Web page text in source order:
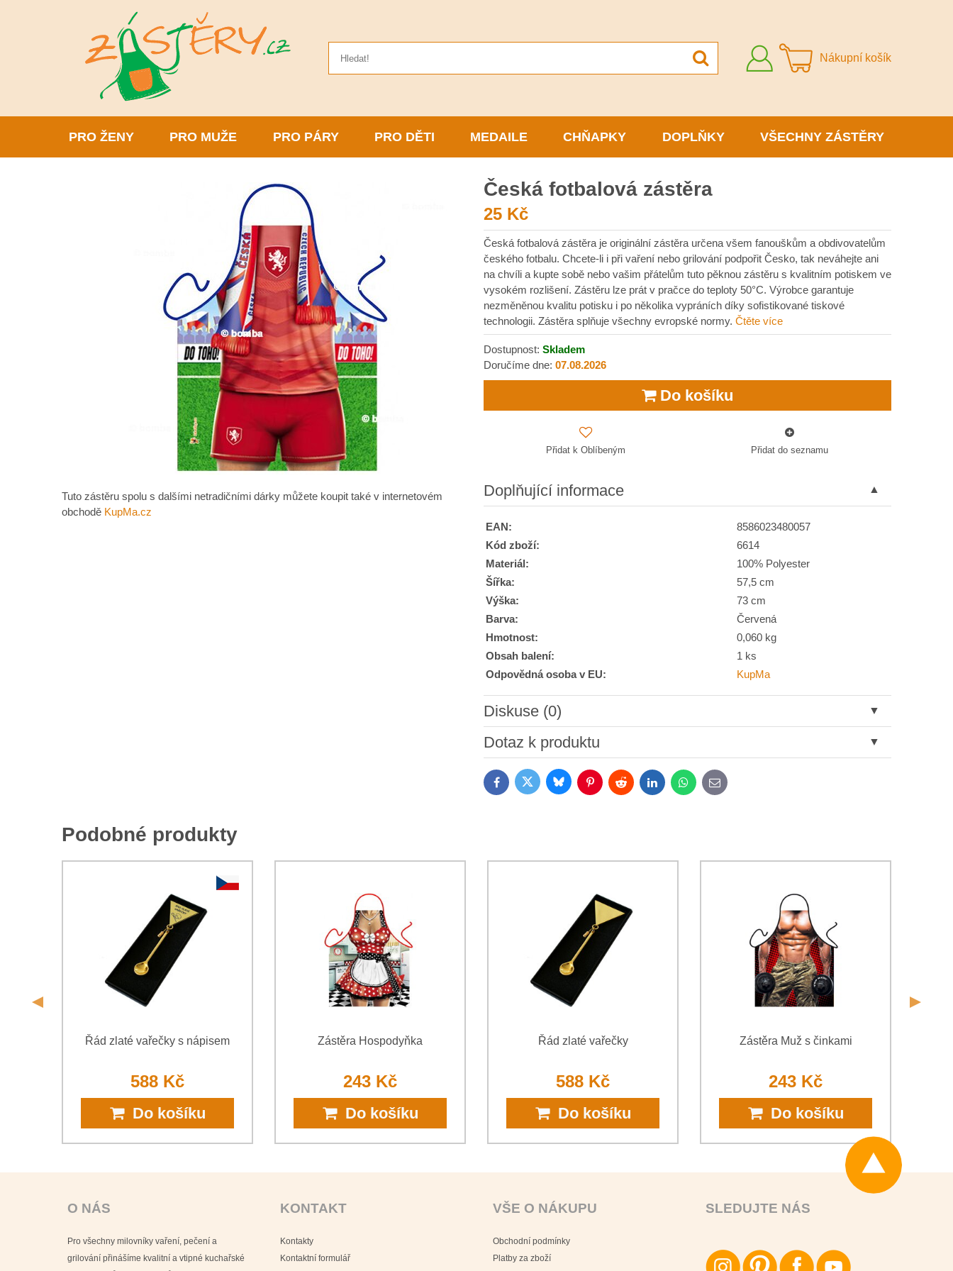
Přihlásit
se
Nákupní košík
PRO ŽENY PRO MUŽE PRO PÁRY PRO DĚTI MEDAILE CHŇAPKY DOPLŇKY VŠECHNY ZÁSTĚRY
Tuto zástěru spolu s dalšími netradičními dárky můžete koupit také v internetovém
obchodě KupMa.cz
Česká fotbalová zástěra
25 Kč
Česká fotbalová zástěra je originální zástěra určena všem fanouškům a obdivovatelům
českého fotbalu. Chcete-li i při vaření nebo grilování podpořit Česko, tak neváhejte ani
na chvíli a kupte sobě nebo vašim přátelům tuto pěknou zástěru s kvalitním potiskem ve
vysokém rozlišení. Zástěru lze prát v pračce do teploty 50°C. Výrobce garantuje
nezměněnou kvalitu potisku i po několika vypráních díky sofistikované tiskové
technologii. Zástěra splňuje všechny evropské normy. Čtěte více
Dostupnost: Skladem
Doručíme dne: 07.08.2026
Do košíku
Přidat k Oblíbeným Přidat do seznamu
Doplňující informace
EAN:
8586023480057
Kód zboží:
6614
Materiál:
100% Polyester
Šířka:
57,5 cm
Výška:
73 cm
Barva:
Červená
Hmotnost:
0,060 kg
Obsah balení:
1 ks
Odpovědná osoba v EU:
KupMa
Diskuse (0)
Nový komentář
jsem se s podmínkamiOchrany osobních údajů společnosti Bomba s.r.o.
Dotaz k produktu
FacebookTwitter BlueskyPinterestReddit LinkedInWhatsApp
E-
mail
Podobné produkty
Řád zlaté vařečky s nápisem
588 Kč
Do košíku
Zástěra Hospodyňka
243 Kč
Do košíku
Řád zlaté vařečky
588 Kč
Do košíku
Zástěra Muž s činkami
243 Kč
Do košíku
O NÁS
Pro všechny milovníky vaření, pečení a
grilování přinášíme kvalitní a vtipné kuchařské
KONTAKT
Kontakty
Kontaktní formulář
VŠE O NÁKUPU
Obchodní podmínky
Platby za zboží
SLEDUJTE NÁS